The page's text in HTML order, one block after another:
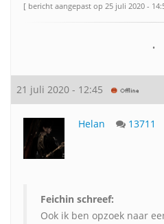
[ bericht aangepast op 25 juli 2020 -
•
21 juli 2020 - 12:45
Helan 13711
Feichin schreef:
Ook ik ben opzoek naar